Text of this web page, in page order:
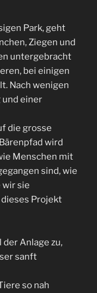
Park, geht
Ziegen und
untergebracht
bei einigen
Nach wenigen
und einer
die grosse
wird
Menschen mit
sind, wie
wir sie
Projekt
der Anlage zu,
sanft
so nah